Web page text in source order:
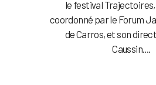
le festival
coordonné par le Forum
de Carros, et son
Caussin....